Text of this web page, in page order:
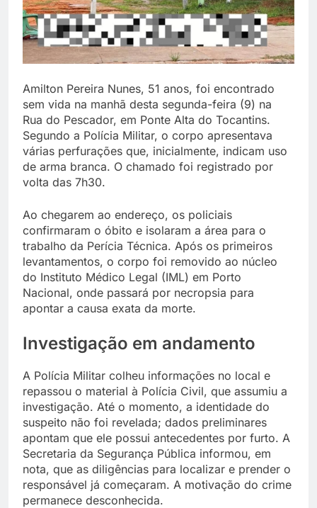
Amilton Pereira Nunes, 51 anos, foi encontrado
sem vida na manhã desta segunda-feira (9) na
Rua do Pescador, em Ponte Alta do Tocantins.
Segundo a Polícia Militar, o corpo apresentava
várias perfurações que, inicialmente, indicam uso
de arma branca. O chamado foi registrado por
volta das 7h30.
Ao chegarem ao endereço, os policiais
confirmaram o óbito e isolaram a área para o
trabalho da Perícia Técnica. Após os primeiros
levantamentos, o corpo foi removido ao núcleo
do Instituto Médico Legal (IML) em Porto
Nacional, onde passará por necropsia para
apontar a causa exata da morte.
Investigação em andamento
A Polícia Militar colheu informações no local e
repassou o material à Polícia Civil, que assumiu a
investigação. Até o momento, a identidade do
suspeito não foi revelada; dados preliminares
apontam que ele possui antecedentes por furto. A
Secretaria da Segurança Pública informou, em
nota, que as diligências para localizar e prender o
responsável já começaram. A motivação do crime
permanece desconhecida.